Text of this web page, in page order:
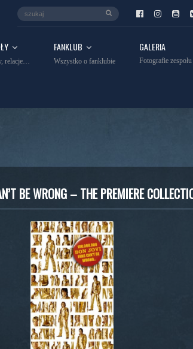
relacje…
FANKLUB
Wszystko o fanklubie
GALERIA
Fotografie zespołu
BE WRONG – THE PREMIERE